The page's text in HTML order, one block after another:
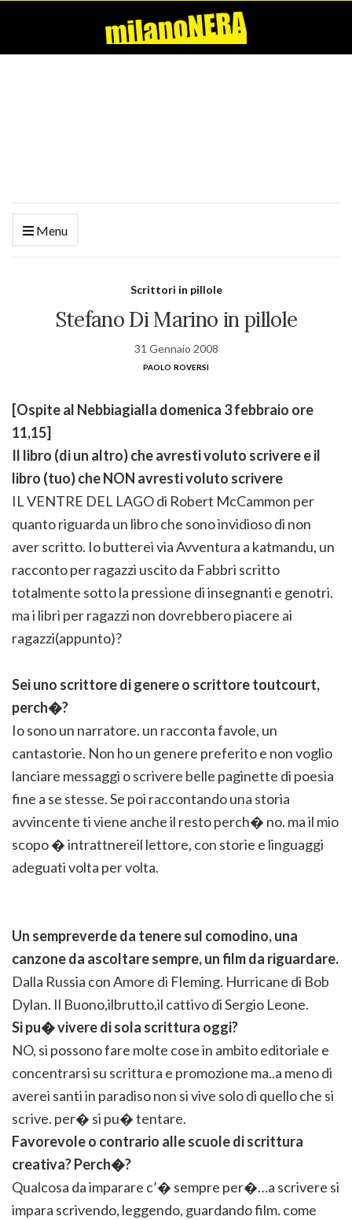
Menu
Scrittori in pillole
Stefano Di Marino in pillole
31 Gennaio 2008
paolo roversi
[Ospite al Nebbiagialla domenica 3 febbraio ore
11,15]
Il libro (di un altro) che avresti voluto scrivere e il
libro (tuo) che NON avresti voluto scrivere
IL VENTRE DEL LAGO di Robert McCammon per
quanto riguarda un libro che sono invidioso di non
aver scritto. Io butterei via Avventura a katmandu, un
racconto per ragazzi uscito da Fabbri scritto
totalmente sotto la pressione di insegnanti e genotri.
ma i libri per ragazzi non dovrebbero piacere ai
ragazzi(appunto)?
Sei uno scrittore di genere o scrittore toutcourt,
perch�?
Io sono un narratore. un racconta favole, un
cantastorie. Non ho un genere preferito e non voglio
lanciare messaggi o scrivere belle paginette di poesia
fine a se stesse. Se poi raccontando una storia
avvincente ti viene anche il resto perch� no. ma il mio
scopo � intrattnereil lettore, con storie e linguaggi
adeguati volta per volta.
Un sempreverde da tenere sul comodino, una
canzone da ascoltare sempre, un film da riguardare.
Dalla Russia con Amore di Fleming. Hurricane di Bob
Dylan. Il Buono,ilbrutto,il cattivo di Sergio Leone.
Si pu� vivere di sola scrittura oggi?
NO, si possono fare molte cose in ambito editoriale e
concentrarsi su scrittura e promozione ma..a meno di
averei santi in paradiso non si vive solo di quello che si
scrive. per� si pu� tentare.
Favorevole o contrario alle scuole di scrittura
creativa? Perch�?
Qualcosa da imparare c’� sempre per�…a scrivere si
impara scrivendo, leggendo, guardando film. come